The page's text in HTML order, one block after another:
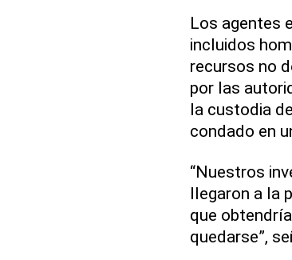
Los agentes
incluidos
recursos no
por las
la custodia
condado en
“Nuestros
llegaron a la
que
quedarse”,